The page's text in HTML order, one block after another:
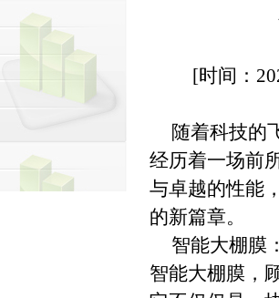
大棚膜 科技浪潮中农业设施的智慧蜕变
环保大棚膜 引领农业走向绿色可持续新未来.
[时间：
随着科技的
经历着一场前
与卓越的性能
的新篇章。
智能大棚膜
智能大棚膜，